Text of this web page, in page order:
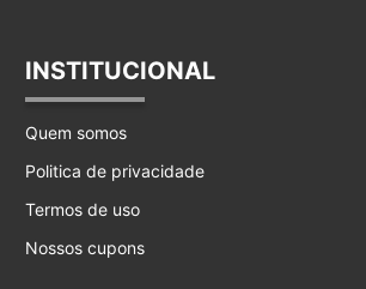
INSTITUCIONAL
Quem somos
Politica de privacidade
Termos de uso
Nossos cupons